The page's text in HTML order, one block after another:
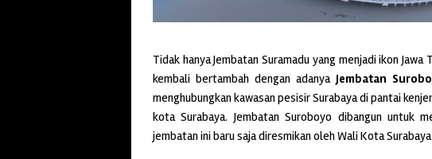
Tidak hanya Jembatan Suramadu yang menjadi ikon Jawa
kembali bertambah dengan adanya Jembatan
menghubungkan kawasan pesisir Surabaya di pantai
kota Surabaya. Jembatan Suroboyo dibangun untuk
jembatan ini baru saja diresmikan oleh Wali Kota